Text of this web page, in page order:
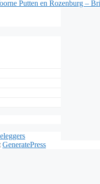
Putten en Rozenburg –
GeneratePress